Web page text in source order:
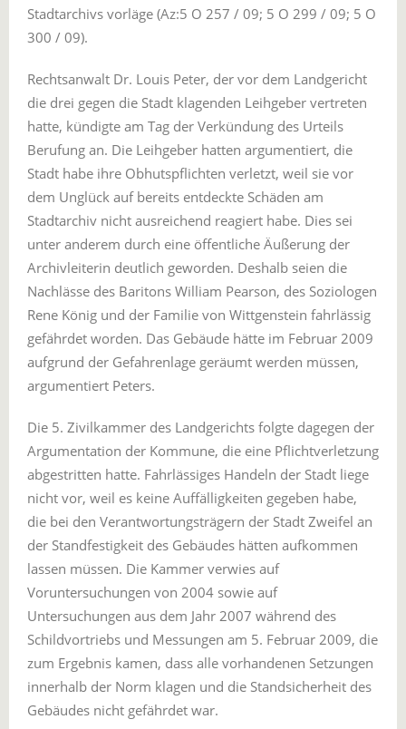
Stadtarchivs vorläge (Az:5 O 257 / 09; 5 O 299 / 09; 5 O
300 / 09).
Rechtsanwalt Dr. Louis Peter, der vor dem Landgericht
die drei gegen die Stadt klagenden Leihgeber vertreten
hatte, kündigte am Tag der Verkündung des Urteils
Berufung an. Die Leihgeber hatten argumentiert, die
Stadt habe ihre Obhutspflichten verletzt, weil sie vor
dem Unglück auf bereits entdeckte Schäden am
Stadtarchiv nicht ausreichend reagiert habe. Dies sei
unter anderem durch eine öffentliche Äußerung der
Archivleiterin deutlich geworden. Deshalb seien die
Nachlässe des Baritons William Pearson, des Soziologen
Rene König und der Familie von Wittgenstein fahrlässig
gefährdet worden. Das Gebäude hätte im Februar 2009
aufgrund der Gefahrenlage geräumt werden müssen,
argumentiert Peters.
Die 5. Zivilkammer des Landgerichts folgte dagegen der
Argumentation der Kommune, die eine Pflichtverletzung
abgestritten hatte. Fahrlässiges Handeln der Stadt liege
nicht vor, weil es keine Auffälligkeiten gegeben habe,
die bei den Verantwortungsträgern der Stadt Zweifel an
der Standfestigkeit des Gebäudes hätten aufkommen
lassen müssen. Die Kammer verwies auf
Voruntersuchungen von 2004 sowie auf
Untersuchungen aus dem Jahr 2007 während des
Schildvortriebs und Messungen am 5. Februar 2009, die
zum Ergebnis kamen, dass alle vorhandenen Setzungen
innerhalb der Norm klagen und die Standsicherheit des
Gebäudes nicht gefährdet war.